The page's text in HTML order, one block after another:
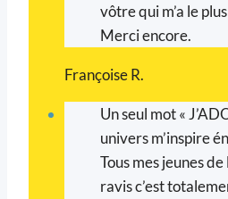
vôtre qui m’a le
Merci encore.
Françoise R.
Un seul mot «
univers m’inspire
Tous mes jeunes
ravis c’est